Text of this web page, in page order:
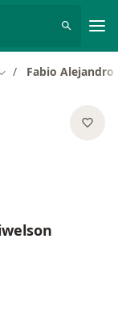
de ciudad
Fabio